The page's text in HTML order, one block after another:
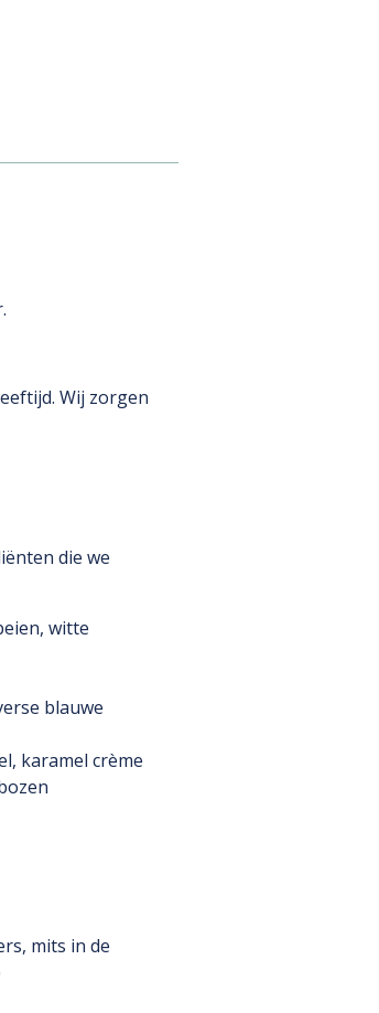
Wij zorgen
die we
witte
blauwe
karamel crème
mits in de